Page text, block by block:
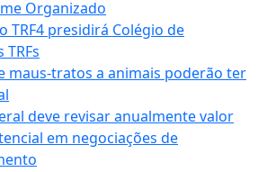
Organizado
TRF4 presidirá Colégio de
maus-tratos a animais poderão ter
deve revisar anualmente valor
em negociações de